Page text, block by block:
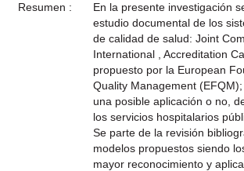
Resumen :
En la presente investigación
estudio documental de los
de calidad de salud: Joint
International , Accreditation
propuesto por la European
Quality Management
una posible aplicación o no,
los servicios hospitalarios
Se parte de la revisión
modelos propuestos siendo
mayor reconocimiento y